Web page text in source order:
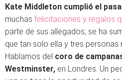
Kate Middleton cumplió el
muchas felicitaciones y regalos
parte de sus allegados, se ha
que tan solo ella y tres personas
Hablamos del coro de
Westminster, en Londres. Un